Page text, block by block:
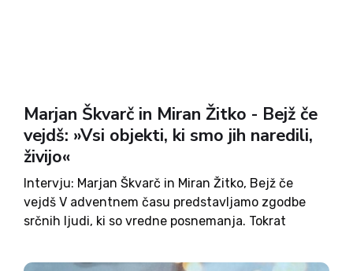
Marjan Škvarč in Miran Žitko - Bejž če
vejdš: »Vsi objekti, ki smo jih naredili,
živijo«
Intervju: Marjan Škvarč in Miran Žitko, Bejž če
vejdš V adventnem času predstavljamo zgodbe
srčnih ljudi, ki so vredne posnemanja. Tokrat
Miran Žitko in Marjan Škvarč, soustanovitelja te